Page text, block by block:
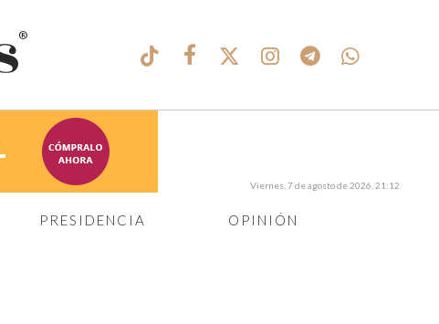
®
PRESIDENCIA OPINIÓN
Viernes, 7 de agosto de 2026, 21:12